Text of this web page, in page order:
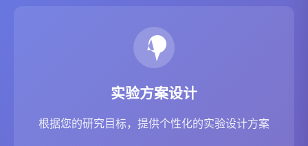
实验方案设计
根据您的研究目标，提供个性化的实验设计方案